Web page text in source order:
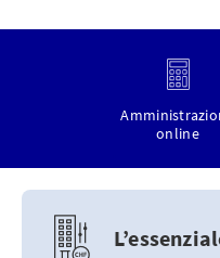
online